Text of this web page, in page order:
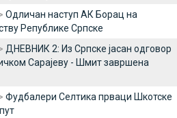
Одличан наступ АК Борац на
Републике Српске
ДНЕВНИК 2: Из Српске јасан одговор
Сарајеву - Шмит завршена
Фудбалери Селтика прваци Шкотске